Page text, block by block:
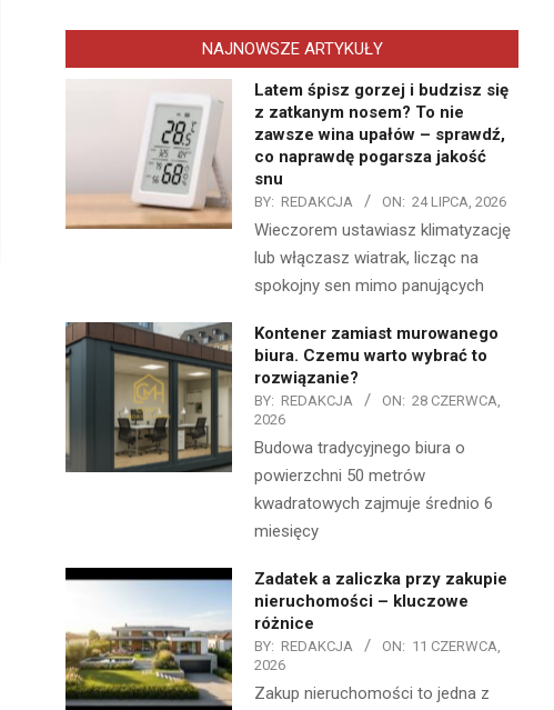
NAJNOWSZE ARTYKUŁY
Latem śpisz gorzej i budzisz się
z zatkanym nosem? To nie
zawsze wina upałów – sprawdź,
co naprawdę pogarsza jakość
snu
BY: REDAKCJA ON: 24 LIPCA, 2026
Wieczorem ustawiasz klimatyzację
lub włączasz wiatrak, licząc na
spokojny sen mimo panujących
Kontener zamiast murowanego
biura. Czemu warto wybrać to
rozwiązanie?
BY: REDAKCJA ON: 28 CZERWCA,
2026
Budowa tradycyjnego biura o
powierzchni 50 metrów
kwadratowych zajmuje średnio 6
miesięcy
Zadatek a zaliczka przy zakupie
nieruchomości – kluczowe
różnice
BY: REDAKCJA ON: 11 CZERWCA,
2026
Zakup nieruchomości to jedna z